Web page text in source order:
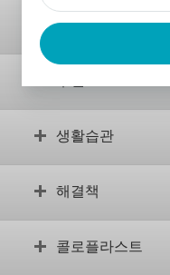
기본사항
체형이 어떻습니까?
용어집
장루가 있는 자녀
안정적인 루틴 설정
보조 제품을 위한 동영상
생활습관
장루와 함께 하는 일상 생활
성생활
해결책
나에게 맞는 제품 찾기
콜로플라스트